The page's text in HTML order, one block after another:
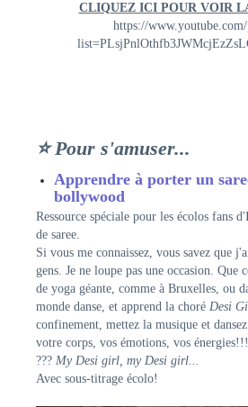
CLIQUEZ ICI POUR VOIR
https://
⭐ Pour s'amuser...
Apprendre à porter un
bollywood
Ressource spéciale pour les écolos fans
de saree.
Si vous me connaissez, vous savez que
gens. Je ne loupe pas une occasion. Que
de yoga géante, comme à Bruxelles, ou
monde danse, et apprend la choré Desi
confinement, mettez la musique et
votre corps, vos émotions, vos énergies!!!
??? My Desi girl, my Desi girl...
Avec sous-titrage écolo!